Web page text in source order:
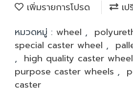
เพิ่มรายการโปรด
เ
หมวดหมู่ : wheel ,
special caster wheel ,
, high quality caster
purpose caster wheels ,
caster